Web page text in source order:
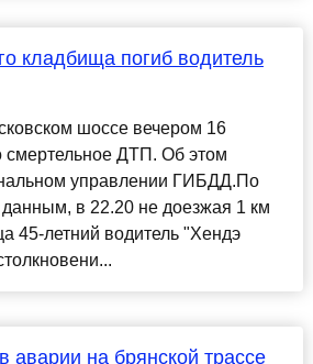
кладбища погиб водитель
шоссе вечером 16
смертельное ДТП. Об этом
управлении ГИБДД.По
в 22.20 не доезжая 1 км
45-летний водитель "Хендэ
аварии на брянской трассе